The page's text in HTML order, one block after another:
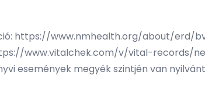
https://www.nmhealth.org/about/erd/
www.vitalchek.com/v/vital-records/
események megyék szintjén van